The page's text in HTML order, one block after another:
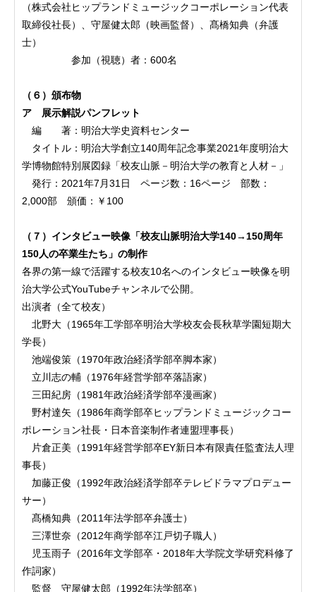
（株式会社ヒップランドミュージックコーポレーション代表
取締役社長）、守屋健太郎（映画監督）、髙橋知典（弁護
士）
参加（視聴）者：600名
（６） 頒布物
ア 展示解説パンフレット
編 著：明治大学史資料センター
タイトル：明治大学創立140周年記念事業2021年度明治大
学博物館特別展図録「校友山脈－明治大学の教育と人材－」
発行：2021年7月31日 ページ数：16ページ 部数：
2,000部 頒価：￥100
（７） インタビュー映像「校友山脈明治大学140→150周年
150人の卒業生たち」の制作
各界の第一線で活躍する校友10名へのインタビュー映像を明
治大学公式YouTubeチャンネルで公開。
出演者（全て校友）
北野大（1965年工学部卒明治大学校友会長秋草学園短期大
学長）
池端俊策（1970年政治経済学部卒脚本家）
立川志の輔（1976年経営学部卒落語家）
三田紀房（1981年政治経済学部卒漫画家）
野村達矢（1986年商学部卒ヒップランドミュージックコー
ポレーション社長・日本音楽制作者連盟理事長）
片倉正美（1991年経営学部卒EY新日本有限責任監査法人理
事長）
加藤正俊（1992年政治経済学部卒テレビドラマプロデュー
サー）
髙橋知典（2011年法学部卒弁護士）
三澤世奈（2012年商学部卒江戸切子職人）
児玉雨子（2016年文学部卒・2018年大学院文学研究科修了
作詞家）
監督 守屋健太郎（1992年法学部卒）